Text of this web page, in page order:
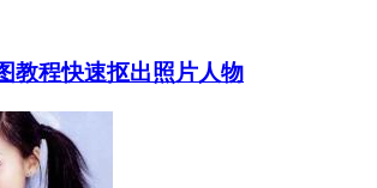
教程快速抠出照片人物